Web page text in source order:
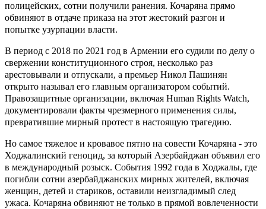
полицейских, сотни получили ранения. Кочаряна прямо
обвиняют в отдаче приказа на этот жестокий разгон и
попытке узурпации власти.
В период с 2018 по 2021 год в Армении его судили по делу о
свержении конституционного строя, несколько раз
арестовывали и отпускали, а премьер Никол Пашинян
открыто называл его главным организатором событий.
Правозащитные организации, включая Human Rights Watch,
документировали факты чрезмерного применения силы,
превратившие мирный протест в настоящую трагедию.
Но самое тяжелое и кровавое пятно на совести Кочаряна - это
Ходжалинский геноцид, за который Азербайджан объявил его
в международный розыск. События 1992 года в Ходжалы, где
погибли сотни азербайджанских мирных жителей, включая
женщин, детей и стариков, оставили неизгладимый след
ужаса. Кочаряна обвиняют не только в прямой вовлеченности